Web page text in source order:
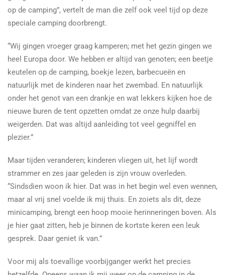
op de camping”, vertelt de man die zelf ook veel tijd op deze
speciale camping doorbrengt.
“Wij gingen vroeger graag kamperen; met het gezin gingen we
heel Europa door. We hebben er altijd van genoten; een beetje
keutelen op de camping, boekje lezen, barbecueën en
natuurlijk met de kinderen naar het zwembad. En natuurlijk
onder het genot van een drankje en wat lekkers kijken hoe de
nieuwe buren de tent opzetten omdat ze onze hulp daarbij
weigerden. Dat was altijd aanleiding tot veel gegniffel en
plezier.”
Maar tijden veranderen; kinderen vliegen uit, het lijf wordt
strammer en zes jaar geleden is zijn vrouw overleden.
“Sindsdien woon ik hier. Dat was in het begin wel even wennen,
maar al vrij snel voelde ik mij thuis. En zoiets als dit, deze
minicamping, brengt een hoop mooie herinneringen boven. Als
je hier gaat zitten, heb je binnen de kortste keren een leuk
gesprek. Daar geniet ik van.”
Voor mij als toevallige voorbijganger werkt het precies